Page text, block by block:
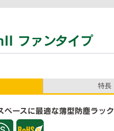
ファンタイプ
特長
ペースに最適な薄型防塵ラック